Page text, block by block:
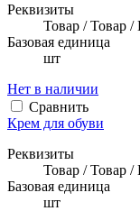
Реквизиты
Товар / Товар /
Базовая единица
шт
Нет в наличии
Сравнить
Крем для обуви
Реквизиты
Товар / Товар /
Базовая единица
шт